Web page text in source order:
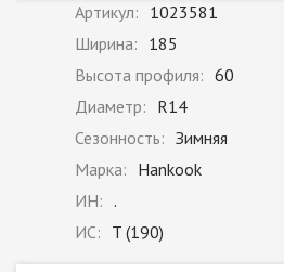
Артикул: 1023581
Ширина: 185
Высота профиля: 60
Диаметр: R14
Сезонность: Зимняя
Марка: Hankook
ИН: .
ИС: T (190)